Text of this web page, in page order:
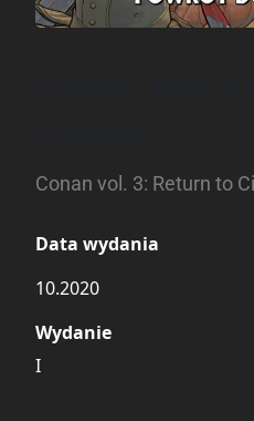
Conan vol. 3: Return to
Data wydania
10.2020
Wydanie
I